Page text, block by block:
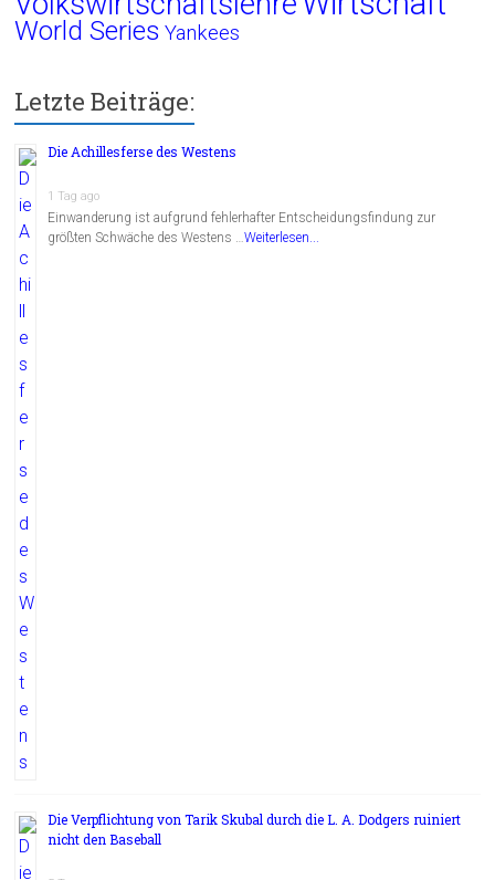
World Series Yankees
Letzte Beiträge:
Die Achillesferse des Westens
1 Tag ago
Einwanderung ist aufgrund fehlerhafter Entscheidungsfindung zur
größten Schwäche des Westens …Weiterlesen...
Die Verpflichtung von Tarik Skubal durch die L. A. Dodgers ruiniert
nicht den Baseball